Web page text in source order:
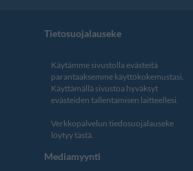
Tietosuojalauseke
Käytämme sivustolla evästeitä
parantaaksemme käyttökokemustasi.
Käyttämällä sivustoa hyväksyt
evästeiden tallentamisen laitteellesi.
Verkkopalvelun tiedosuojalauseke
löytyy tästä
Mediamyynti